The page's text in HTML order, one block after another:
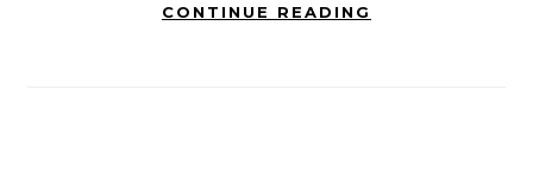
CONTINUE READING